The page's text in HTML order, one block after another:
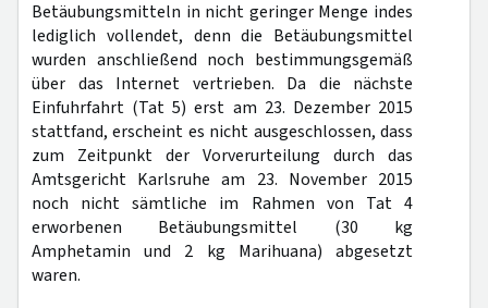
Betäubungsmitteln in nicht geringer Menge indes
lediglich vollendet, denn die Betäubungsmittel
wurden anschließend noch bestimmungsgemäß
über das Internet vertrieben. Da die nächste
Einfuhrfahrt (Tat 5) erst am 23. Dezember 2015
stattfand, erscheint es nicht ausgeschlossen, dass
zum Zeitpunkt der Vorverurteilung durch das
Amtsgericht Karlsruhe am 23. November 2015
noch nicht sämtliche im Rahmen von Tat 4
erworbenen Betäubungsmittel (30 kg
Amphetamin und 2 kg Marihuana) abgesetzt
waren.